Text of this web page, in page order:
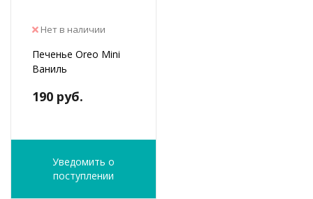
Нет в наличии
Печенье Oreo Mini
Ваниль
190 руб.
Уведомить о
поступлении